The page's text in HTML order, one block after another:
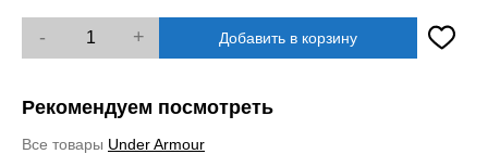
- + Добавить в корзину
Рекомендуем посмотреть
Все товары Under Armour